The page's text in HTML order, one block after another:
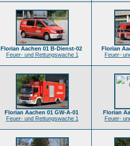
Florian Aachen 01 B-Dienst-02
Feuer- und Rettungswache 1
Florian
Feuer-
Florian Aachen 01 GW-A-01
Feuer- und Rettungswache 1
Florian
Feuer-